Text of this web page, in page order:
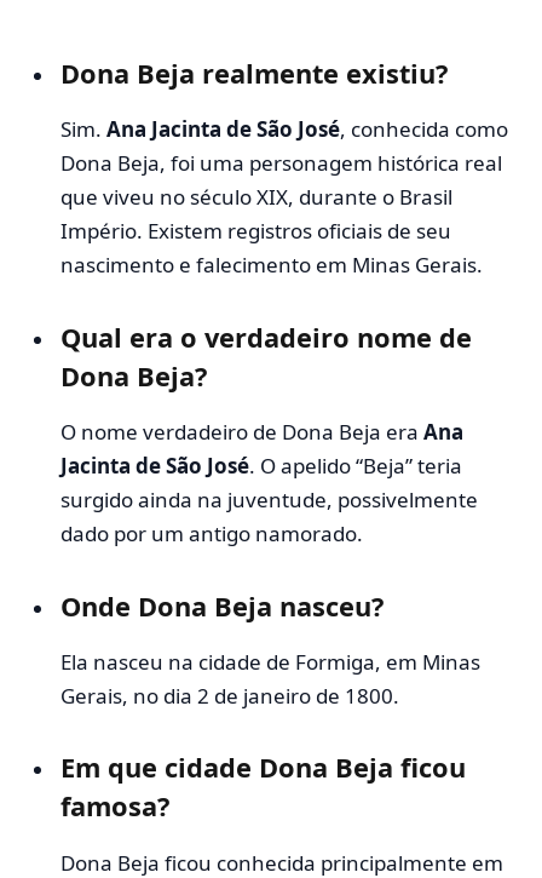
Dona Beja realmente existiu?
Sim. Ana Jacinta de São José, conhecida como
Dona Beja, foi uma personagem histórica real
que viveu no século XIX, durante o Brasil
Império. Existem registros oficiais de seu
nascimento e falecimento em Minas Gerais.
Qual era o verdadeiro nome de
Dona Beja?
O nome verdadeiro de Dona Beja era Ana
Jacinta de São José. O apelido “Beja” teria
surgido ainda na juventude, possivelmente
dado por um antigo namorado.
Onde Dona Beja nasceu?
Ela nasceu na cidade de Formiga, em Minas
Gerais, no dia 2 de janeiro de 1800.
Em que cidade Dona Beja ficou
famosa?
Dona Beja ficou conhecida principalmente em